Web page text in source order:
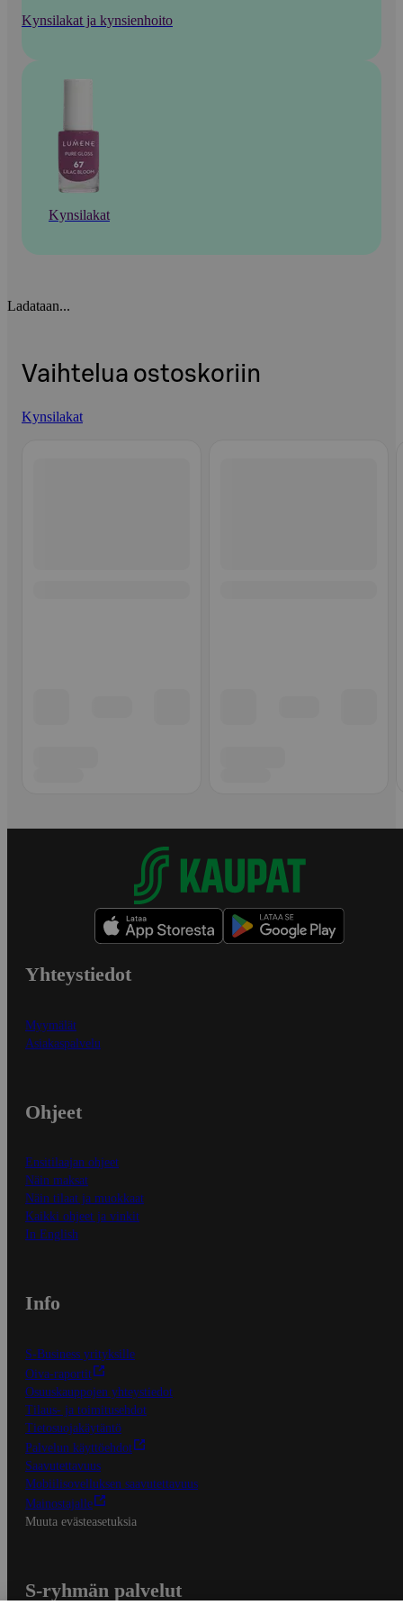
Kynsilakat ja kynsienhoito
Kynsilakat
Ladataan...
Vaihtelua ostoskoriin
Kynsilakat
Yhteystiedot
Myymälät
Asiakaspalvelu
Ohjeet
Ensitilaajan ohjeet
Näin maksat
Näin tilaat ja muokkaat
Kaikki ohjeet ja vinkit
In English
Info
S-Business yrityksille
Oiva-raportit
Osuuskauppojen yhteystiedot
Tilaus- ja toimitusehdot
Tietosuojakäytäntö
Palvelun käyttöehdot
Saavutettavuus
Mobiilisovelluksen saavutettavuus
Mainostajalle
Muuta evästeasetuksia
S-ryhmän palvelut